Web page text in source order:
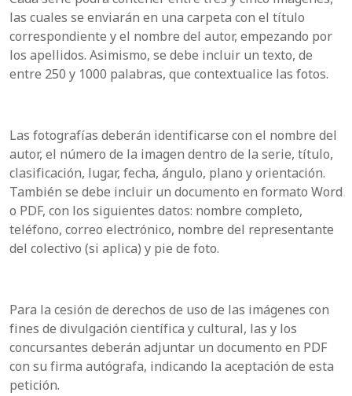
las cuales se enviarán en una carpeta con el título
correspondiente y el nombre del autor, empezando por
los apellidos. Asimismo, se debe incluir un texto, de
entre 250 y 1000 palabras, que contextualice las fotos.
Las fotografías deberán identificarse con el nombre del
autor, el número de la imagen dentro de la serie, título,
clasificación, lugar, fecha, ángulo, plano y orientación.
También se debe incluir un documento en formato Word
o PDF, con los siguientes datos: nombre completo,
teléfono, correo electrónico, nombre del representante
del colectivo (si aplica) y pie de foto.
Para la cesión de derechos de uso de las imágenes con
fines de divulgación científica y cultural, las y los
concursantes deberán adjuntar un documento en PDF
con su firma autógrafa, indicando la aceptación de esta
petición.